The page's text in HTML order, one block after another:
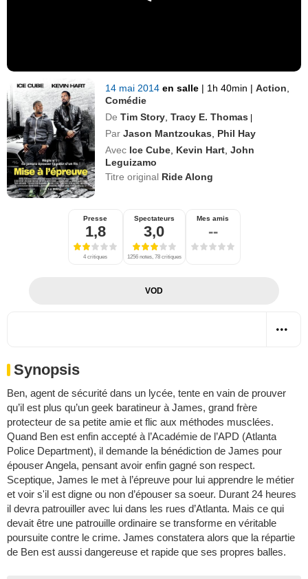
14 mai 2014en salle | 1h 40min | Action
Comédie
De Tim Story ,Tracy E. Thomas |
Par Jason Mantzoukas
Phil Hay
Avec Ice Cube Kevin Hart ,John
Leguizamo
Titre original Ride Along
Presse
1,8
4 critiques
Spectateurs
3,0
1256 notes, 78 critiques
Mes amis
--
VOD
Synopsis
Ben, agent de sécurité dans un lycée, tente en vain de prouver
qu’il est plus qu’un geek baratineur à James, grand frère
protecteur de sa petite amie et flic aux méthodes musclées.
Quand Ben est enfin accepté à l’Académie de l’APD (Atlanta
Police Department), il demande la bénédiction de James pour
épouser Angela, pensant avoir enfin gagné son respect.
Sceptique, James le met à l’épreuve pour lui apprendre le métier
et voir s'il est digne ou non d’épouser sa soeur. Durant 24 heures
il devra patrouiller avec lui dans les rues d’Atlanta. Mais ce qui
devait être une patrouille ordinaire se transforme en véritable
poursuite contre le crime. James constatera alors que la répartie
de Ben est aussi dangereuse et rapide que ses propres balles.